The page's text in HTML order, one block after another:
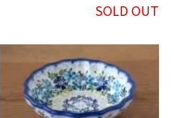
SOLD OUT